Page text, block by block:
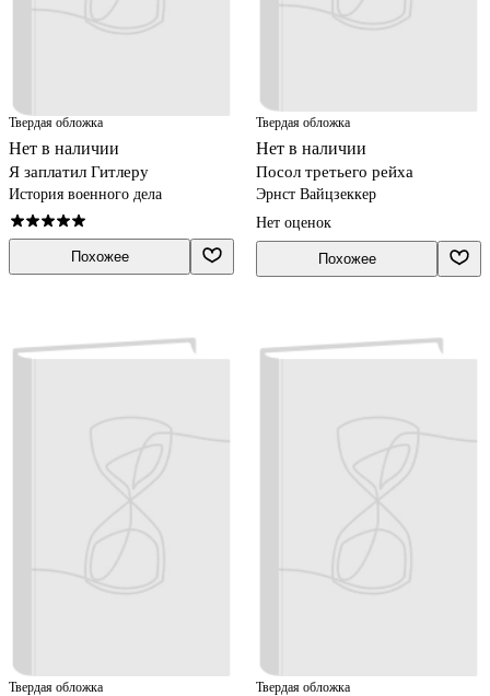
Твердая обложка
Нет в наличии
Я заплатил Гитлеру
История военного дела
Похожее
Твердая обложка
Нет в наличии
Посол третьего рейха
Эрнст Вайцзеккер
Нет оценок
Похожее
Твердая обложка Твердая обложка